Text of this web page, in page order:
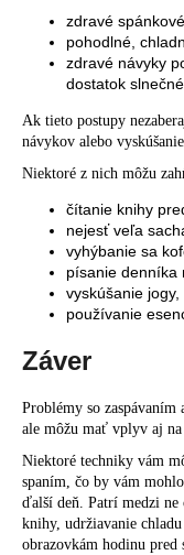
zdravé
pohodlné,
zdravé návyky
dostatok
Ak tieto postupy
návykov alebo
Niektoré z nich môžu
čítanie knihy
nejesť veľa
vyhýbanie sa
písanie denníka
vyskúšanie
používanie
Záver
Problémy so zaspávaním
ale môžu mať vplyv aj na
Niektoré techniky vám
spaním, čo by vám
ďalší deň. Patrí medzi ne
knihy, udržiavanie
obrazovkám hodinu pred